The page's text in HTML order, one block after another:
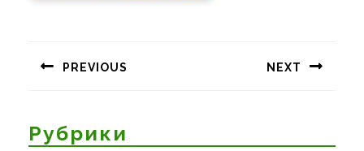
записям
PREVIOUS NEXT
Рубрики